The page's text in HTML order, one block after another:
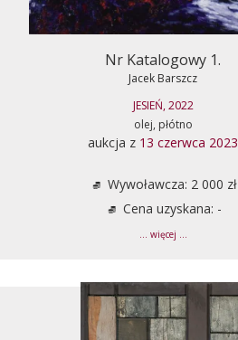
Nr Katalogowy 1.
Jacek Barszcz
JESIEŃ, 2022
olej, płótno
aukcja z 13 czerwca 2023
Wywoławcza: 2 000 zł
Cena uzyskana: -
... więcej ...